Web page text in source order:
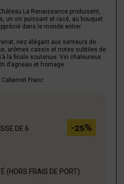
de 6 -25%
(hors frais de port)
La Renaissance produisent,
un vin puissant et racé, au bouquet
dans le monde entier.
nez élégant aux senteurs de
arômes cassis et notes subtiles de
la finale soutenue. Vin chaleureux.
d’agneau et fromage
Cabernet Franc